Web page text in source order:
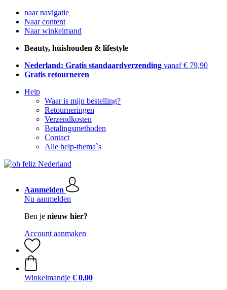
naar navigatie
Naar content
Naar winkelmand
Beauty, huishouden & lifestyle
Nederland: Gratis standaardverzending vanaf € 79,90
Gratis retourneren
Help
Waar is mijn bestelling?
Retourneringen
Verzendkosten
Betalingsmethoden
Contact
Alle help-thema`s
Aanmelden
Nu aanmelden
Ben je nieuw hier?
Account aanmaken
Winkelmandje € 0,00